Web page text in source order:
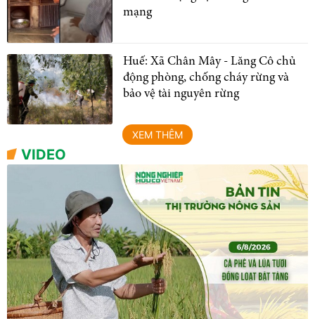
mạng
Huế: Xã Chân Mây - Lăng Cô chủ
động phòng, chống cháy rừng và
bảo vệ tài nguyên rừng
XEM THÊM
VIDEO